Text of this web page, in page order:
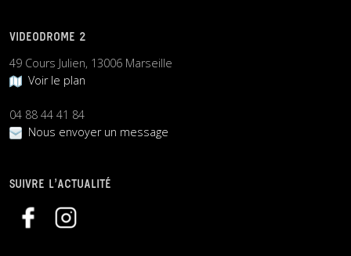
VIDEODROME 2
49 Cours Julien, 13006 Marseille
Voir le plan
04 88 44 41 84
Nous envoyer un message
SUIVRE L’ACTUALITÉ